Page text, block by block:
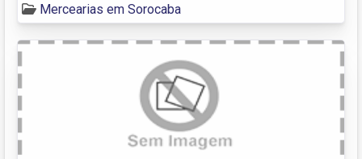
Mercearias em Sorocaba